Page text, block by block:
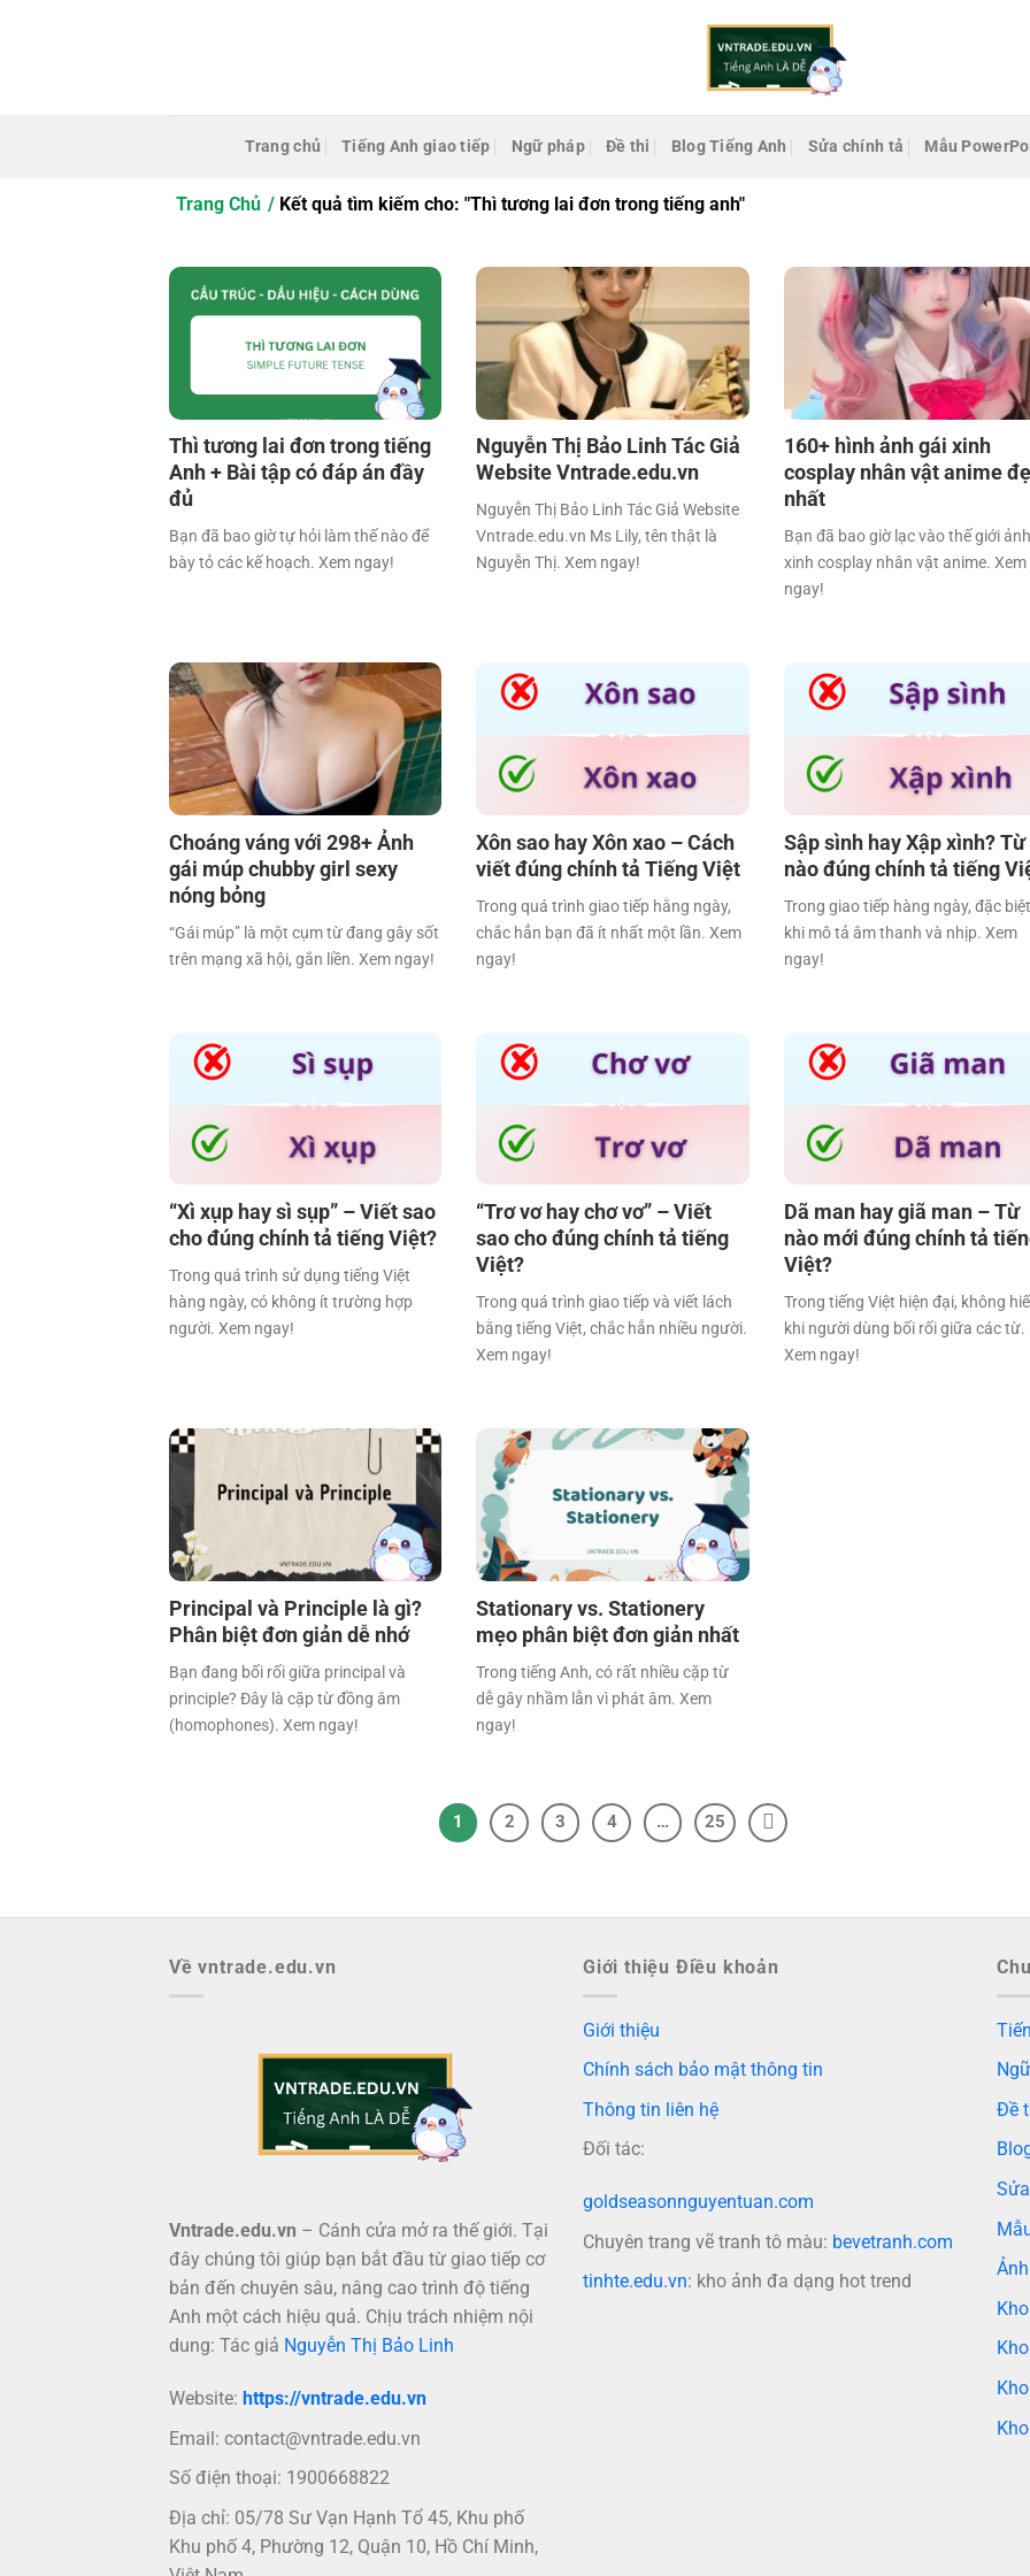
Trang chủ Tiếng Anh giao tiếp Ngữ pháp Đề thi Blog Tiếng Anh Sửa chính tả Mẫu
Trang Chủ Kết quả tìm kiếm cho: "Thì tương lai đơn trong tiếng anh"
Thì tương lai đơn trong tiếng
Anh + Bài tập có đáp án đầy
đủ
Bạn đã bao giờ tự hỏi làm thế nào để
bày tỏ các kế hoạch. Xem ngay!
Nguyễn Thị Bảo Linh Tác Giả
Website Vntrade.edu.vn
Nguyễn Thị Bảo Linh Tác Giả Website
Vntrade.edu.vn Ms Lily, tên thật là
Nguyễn Thị. Xem ngay!
160+ hình ảnh gái xinh
cosplay nhân vật anime
nhất
Bạn đã bao giờ lạc vào thế giới
xinh cosplay nhân vật anime. Xem
ngay!
Choáng váng với 298+ Ảnh
gái múp chubby girl sexy
nóng bỏng
“Gái múp” là một cụm từ đang gây sốt
trên mạng xã hội, gắn liền. Xem ngay!
Xôn sao hay Xôn xao – Cách
viết đúng chính tả Tiếng Việt
Trong quá trình giao tiếp hằng ngày,
chắc hẳn bạn đã ít nhất một lần. Xem
ngay!
Sập sình hay Xập xình? Từ
nào đúng chính tả tiếng
Trong giao tiếp hàng ngày, đặc
khi mô tả âm thanh và nhịp. Xem
ngay!
“Xì xụp hay sì sụp” – Viết sao
cho đúng chính tả tiếng Việt?
Trong quá trình sử dụng tiếng Việt
hàng ngày, có không ít trường hợp
người. Xem ngay!
“Trơ vơ hay chơ vơ” – Viết
sao cho đúng chính tả tiếng
Việt?
Trong quá trình giao tiếp và viết lách
bằng tiếng Việt, chắc hẳn nhiều người.
Xem ngay!
Dã man hay giã man – Từ
nào mới đúng chính tả
Việt?
Trong tiếng Việt hiện đại, không
khi người dùng bối rối giữa các từ.
Xem ngay!
Principal và Principle là gì?
Phân biệt đơn giản dễ nhớ
Bạn đang bối rối giữa principal và
principle? Đây là cặp từ đồng âm
(homophones). Xem ngay!
Stationary vs. Stationery
mẹo phân biệt đơn giản nhất
Trong tiếng Anh, có rất nhiều cặp từ
dễ gây nhầm lẫn vì phát âm. Xem
ngay!
1 2 3 4 … 25
Về vntrade.edu.vn
Vntrade.edu.vn – Cánh cửa mở ra thế giới. Tại
đây chúng tôi giúp bạn bắt đầu từ giao tiếp cơ
bản đến chuyên sâu, nâng cao trình độ tiếng
Anh một cách hiệu quả. Chịu trách nhiệm nội
dung: Tác giả Nguyễn Thị Bảo Linh
Website: https://vntrade.edu.vn
Email: contact@vntrade.edu.vn
Số điện thoại: 1900668822
Địa chỉ: 05/78 Sư Vạn Hạnh Tổ 45, Khu phố
Khu phố 4, Phường 12, Quận 10, Hồ Chí Minh,
Giới thiệu Điều khoản
Giới thiệu
Chính sách bảo mật thông tin
Thông tin liên hệ
Đối tác:
goldseasonnguyentuan.com
Chuyên trang vẽ tranh tô màu: bevetranh.com
tinhte.edu.vn: kho ảnh đa dạng hot trend
Đề